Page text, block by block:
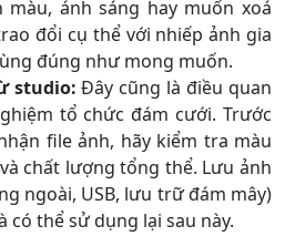
màu, ánh sáng hay muốn xoá
đổi cụ thể với nhiếp ảnh gia
đúng như mong muốn.
studio: Đây cũng là điều quan
tổ chức đám cưới. Trước
file ảnh, hãy kiểm tra màu
chất lượng tổng thể. Lưu ảnh
ngoài, USB, lưu trữ đám mây)
có thể sử dụng lại sau này.